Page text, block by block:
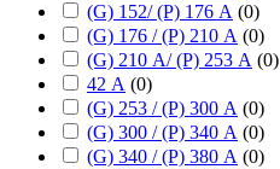
(G) 152/ (P) 176 А (0)
(G) 176 / (P) 210 А (0)
(G) 210 А/ (P) 253 А (0)
42 А (0)
(G) 253 / (P) 300 А (0)
(G) 300 / (P) 340 А (0)
(G) 340 / (P) 380 А (0)